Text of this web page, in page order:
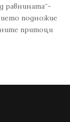
равнината“-
подножие
притоци